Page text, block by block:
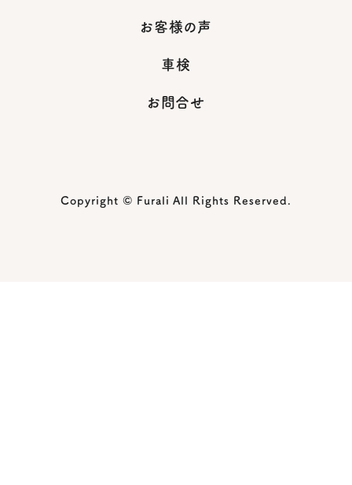
お客様の声
車検
お問合せ
Copyright © Furali All Rights Reserved.